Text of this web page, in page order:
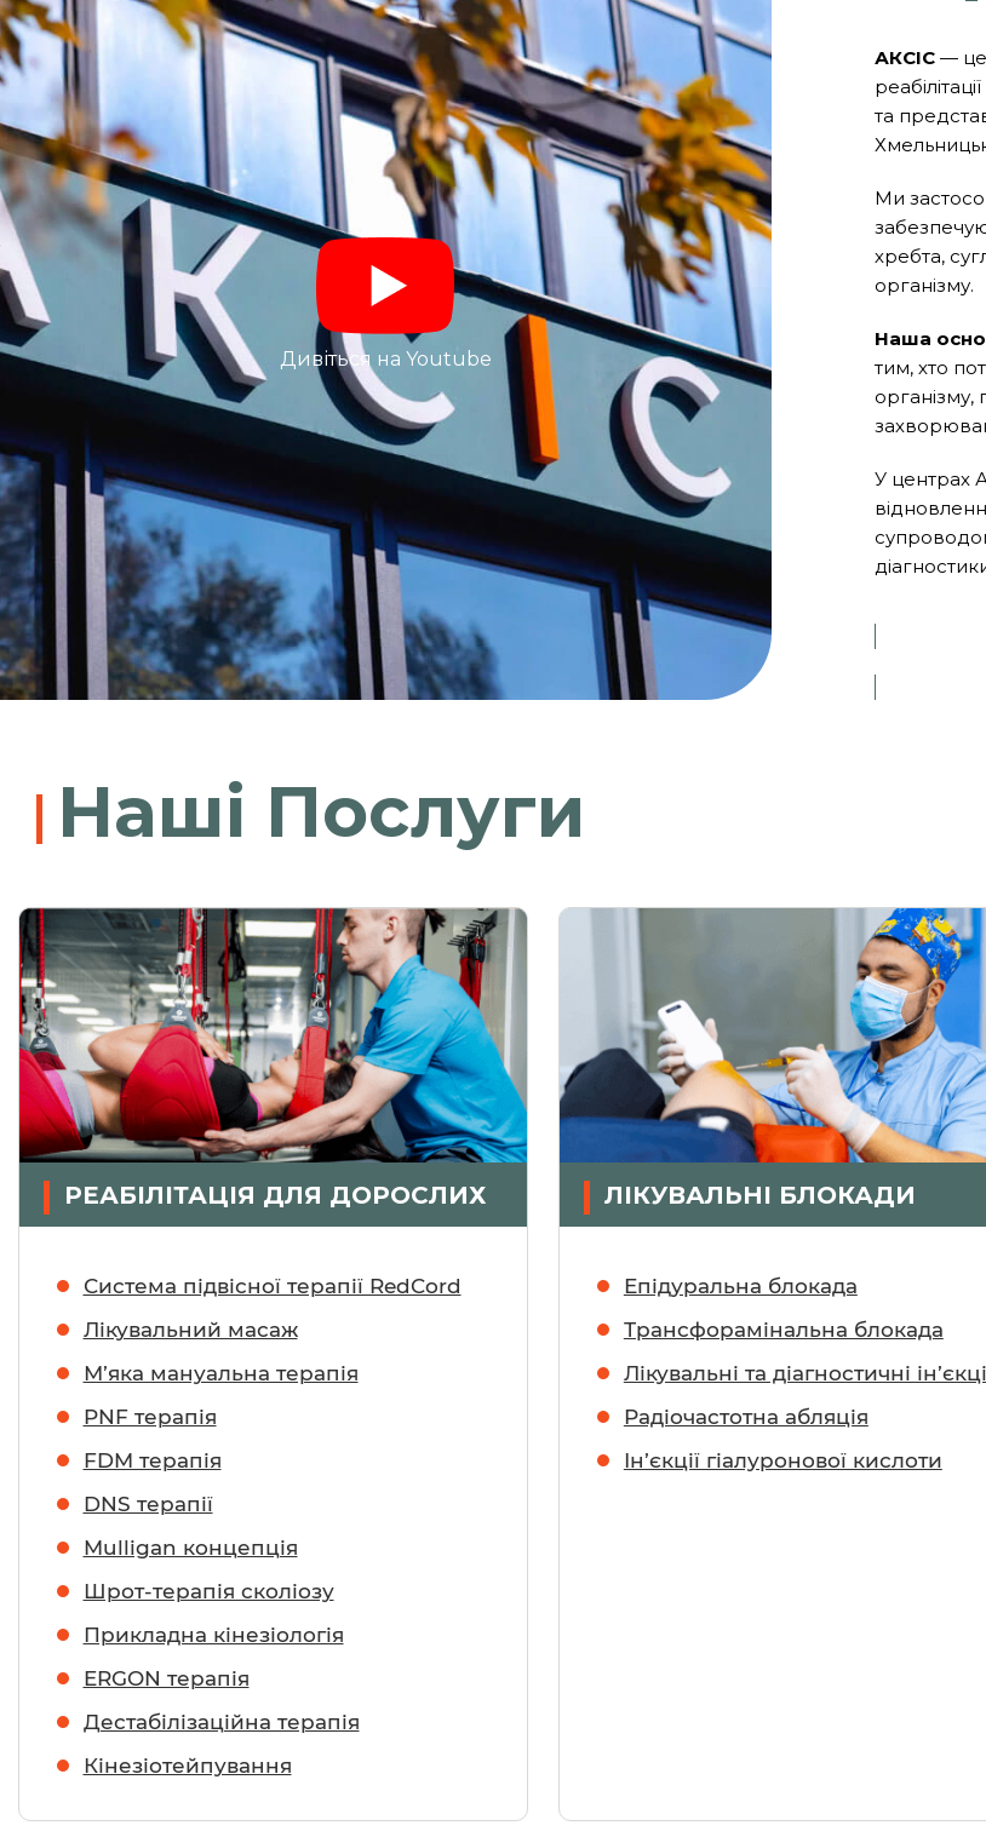
Дивіться на Youtube
АКСІС— це
та
Ми
хребта,
організму.
Наша
тим, хто
У центрах
Наші Послуги
РЕАБІЛІТАЦІЯ ДЛЯ ДОРОСЛИХ
Система підвісної терапії RedCord
Лікувальний масаж
М’яка мануальна терапія
PNF терапія
FDM терапія
DNS терапії
Mulligan концепція
Шрот-терапія сколіозу
Прикладна кінезіологія
ERGON терапія
Дестабілізаційна терапія
Кінезіотейпування
ЛІКУВАЛЬНІ БЛОКАДИ
Епідуральна блокада
Трансфорамінальна блокада
Лікувальні та діагностичні
Радіочастотна абляція
Ін’єкції гіалуронової кислоти